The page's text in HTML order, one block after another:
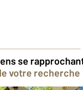
se
votre recherche